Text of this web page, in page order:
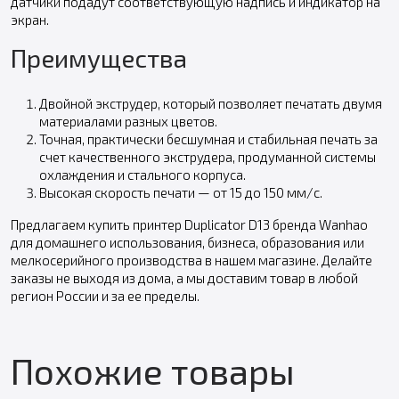
экран.
Преимущества
Двойной экструдер, который позволяет печатать двумя
материалами разных цветов.
Точная, практически бесшумная и стабильная печать за
счет качественного экструдера, продуманной системы
охлаждения и стального корпуса.
Высокая скорость печати — от 15 до 150 мм/с.
Предлагаем купить принтер Duplicator D13 бренда Wanhao
для домашнего использования, бизнеса, образования или
мелкосерийного производства в нашем магазине. Делайте
заказы не выходя из дома, а мы доставим товар в любой
регион России и за ее пределы.
Похожие товары